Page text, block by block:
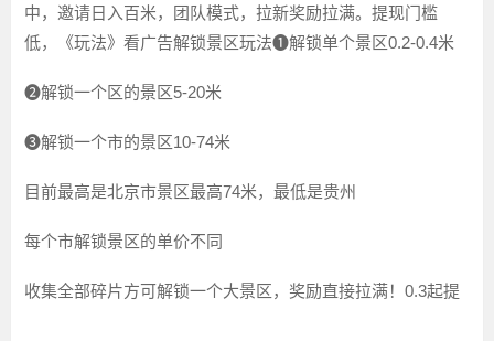
中，邀请日入百米，团队模式，拉新奖励拉满。提现门槛
低，《玩法》看广告解锁景区玩法❶解锁单个景区0.2-0.4米
❷解锁一个区的景区5-20米
❸解锁一个市的景区10-74米
目前最高是北京市景区最高74米，最低是贵州
每个市解锁景区的单价不同
收集全部碎片方可解锁一个大景区，奖励直接拉满！0.3起提